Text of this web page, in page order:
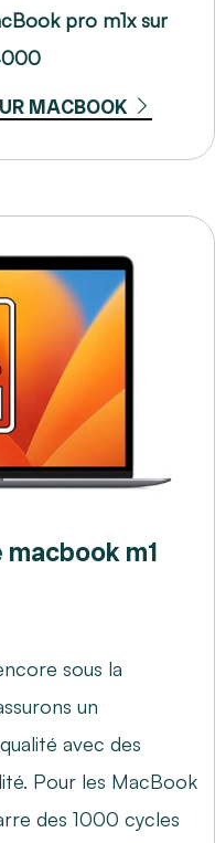
pro m1x sur
MACBOOK
m1
sous la
un
avec des
Pour les MacBook
des 1000 cycles